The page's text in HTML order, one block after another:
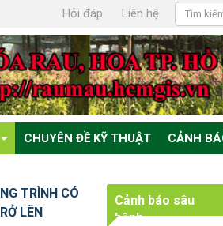
Hỏi đáp Liên hệ
CHUYÊN ĐỀ KỸ THUẬT CẢNH
TRÌNH CÓ
LÊN
Cảnh báo sâu
bệnh